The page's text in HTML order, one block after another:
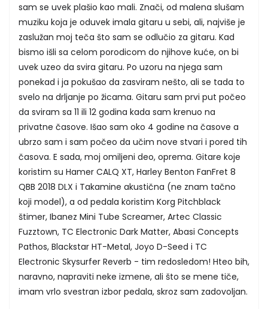
sam se uvek plašio kao mali. Znači, od malena slušam
muziku koja je oduvek imala gitaru u sebi, ali, najviše je
zaslužan moj teča što sam se odlučio za gitaru. Kad
bismo išli sa celom porodicom do njihove kuće, on bi
uvek uzeo da svira gitaru. Po uzoru na njega sam
ponekad i ja pokušao da zasviram nešto, ali se tada to
svelo na drljanje po žicama. Gitaru sam prvi put počeo
da sviram sa 11 ili 12 godina kada sam krenuo na
privatne časove. Išao sam oko 4 godine na časove a
ubrzo sam i sam počeo da učim nove stvari i pored tih
časova. E sada, moj omiljeni deo, oprema. Gitare koje
koristim su Hamer CALQ XT, Harley Benton FanFret 8
QBB 2018 DLX i Takamine akustična (ne znam tačno
koji model), a od pedala koristim Korg Pitchblack
štimer, Ibanez Mini Tube Screamer, Artec Classic
Fuzztown, TC Electronic Dark Matter, Abasi Concepts
Pathos, Blackstar HT-Metal, Joyo D-Seed i TC
Electronic Skysurfer Reverb - tim redosledom! Hteo bih,
naravno, napraviti neke izmene, ali što se mene tiče,
imam vrlo svestran izbor pedala, skroz sam zadovoljan.